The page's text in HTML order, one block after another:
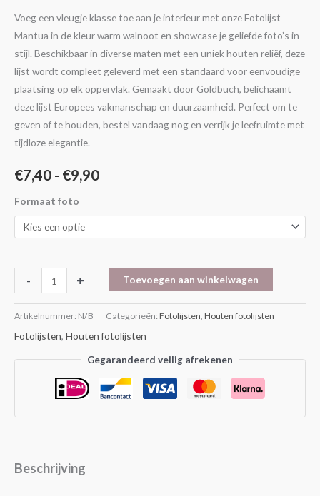
Voeg een vleugje klasse toe aan je interieur met onze Fotolijst
Mantua in de kleur warm walnoot en showcase je geliefde foto’s in
stijl. Beschikbaar in diverse maten met een uniek houten reliëf, deze
lijst wordt compleet geleverd met een standaard voor eenvoudige
plaatsing op elk oppervlak. Gemaakt door Goldbuch, belichaamt
deze lijst Europees vakmanschap en duurzaamheid. Perfect om te
geven of te houden, bestel vandaag nog en verrijk je leefruimte met
tijdloze elegantie.
€7,40 - €9,90
Formaat foto
- + Toevoegen aan winkelwagen
Artikelnummer: N/B Categorieën: Fotolijsten, Houten fotolijsten
Fotolijsten, Houten fotolijsten
Gegarandeerd veilig afrekenen
Beschrijving